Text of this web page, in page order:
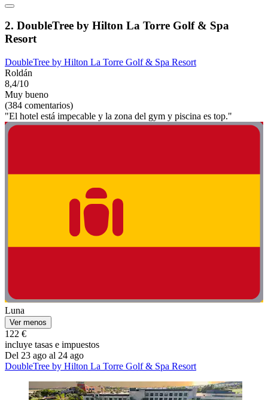
2. DoubleTree by Hilton La Torre Golf & Spa
Resort
DoubleTree by Hilton La Torre Golf & Spa Resort
Roldán
8,4/10
Muy bueno
(384 comentarios)
"El hotel está impecable y la zona del gym y piscina es top."
Luna
Ver menos
122 €
incluye tasas e impuestos
Del 23 ago al 24 ago
DoubleTree by Hilton La Torre Golf & Spa Resort